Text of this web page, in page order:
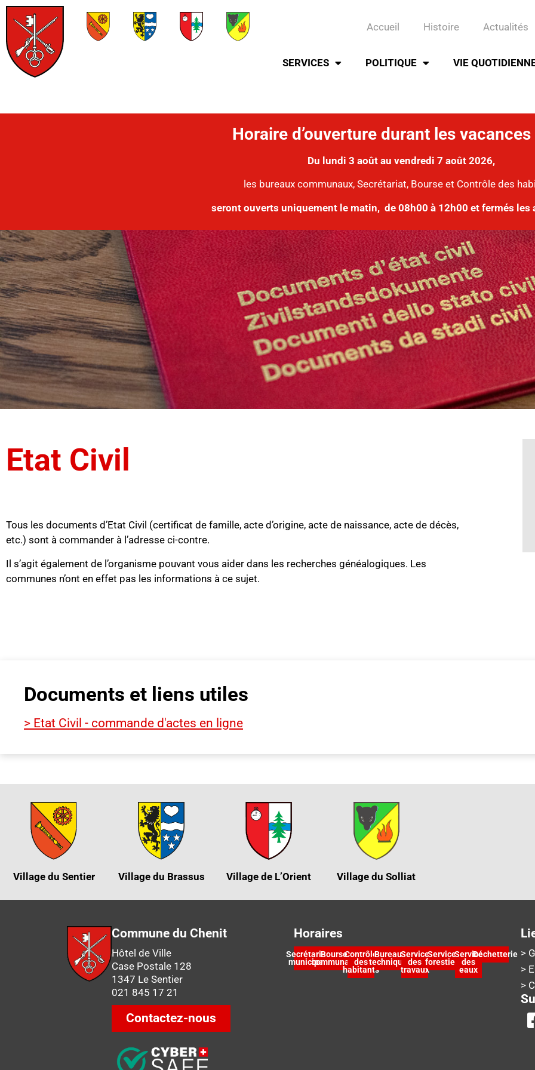
Accueil Histoire Actualités
SERVICES POLITIQUE VIE
Horaire d’ouverture durant les vacances
Du lundi 3 août au vendredi 7 août 2026,
les bureaux communaux, Secrétariat, Bourse et Contrôle des
seront ouverts uniquement le matin, de 08h00 à 12h00 et fermés les
Etat Civil
Tous les documents d’Etat Civil (certificat de famille, acte d’origine, acte de naissance, acte de décès,
etc.) sont à commander à l’adresse ci-contre.
Il s’agit également de l’organisme pouvant vous aider dans les recherches généalogiques. Les
communes n’ont en effet pas les informations à ce sujet.
Documents et liens utiles
> Etat Civil - commande d'actes en ligne
Village du Sentier Village du Brassus Village de L’Orient Village du Solliat
Commune du Chenit
Hôtel de Ville
Case Postale 128
1347 Le Sentier
021 845 17 21
Contactez-nous
Horaires
Secrétariat
municipal
Bourse
communale
Contrôle
des
habitants
Bureau
technique
Service
des
travaux
Service
forestier
Service
des
eaux
Déchetterie >
>
>